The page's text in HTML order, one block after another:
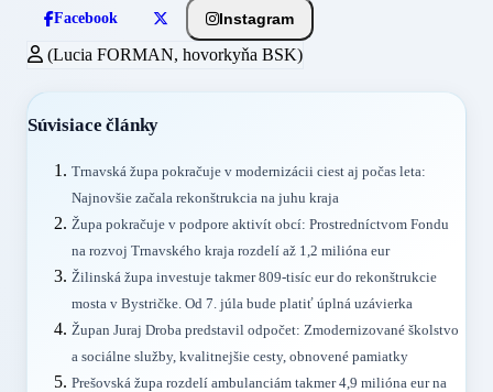
Facebook Instagram
(Lucia FORMAN, hovorkyňa BSK)
Súvisiace články
Trnavská župa pokračuje v modernizácii ciest aj počas leta:
Najnovšie začala rekonštrukcia na juhu kraja
Župa pokračuje v podpore aktivít obcí: Prostredníctvom Fondu
na rozvoj Trnavského kraja rozdelí až 1,2 milióna eur
Žilinská župa investuje takmer 809-tisíc eur do rekonštrukcie
mosta v Bystričke. Od 7. júla bude platiť úplná uzávierka
Župan Juraj Droba predstavil odpočet: Zmodernizované školstvo
a sociálne služby, kvalitnejšie cesty, obnovené pamiatky
Prešovská župa rozdelí ambulanciám takmer 4,9 milióna eur na